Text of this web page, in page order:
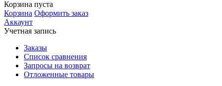
Корзина пуста
Корзина Оформить заказ
Аккаунт
Учетная запись
Заказы
Список сравнения
Запросы на возврат
Отложенные товары